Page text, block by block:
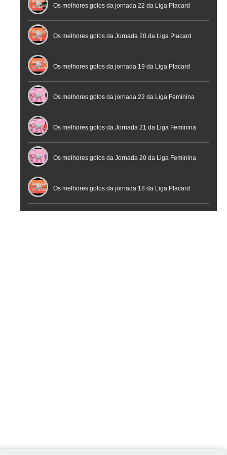
Futebol
Futsal | Documentário
Os melhores golos da jornada 22 da Liga Placard
Os melhores golos da Jornada 20 da Liga Placard
Futsal
Os melhores golos da jornada 19 da Liga Placard
Os melhores golos da jornada 22 da Liga Feminina
Placard
Os melhores golos da Jornada 21 da Liga Feminina
Placard
Os melhores golos da Jornada 20 da Liga Feminina
Placard
Os melhores golos da jornada 18 da Liga Placard